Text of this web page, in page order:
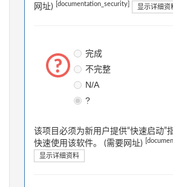
网址)
[documentation_security] 显示详细资
完成
不完整
N/A
?
该项目必须为新用户提供“快速启动”
快速使用该软件。 (需要网址)
显示详细资料